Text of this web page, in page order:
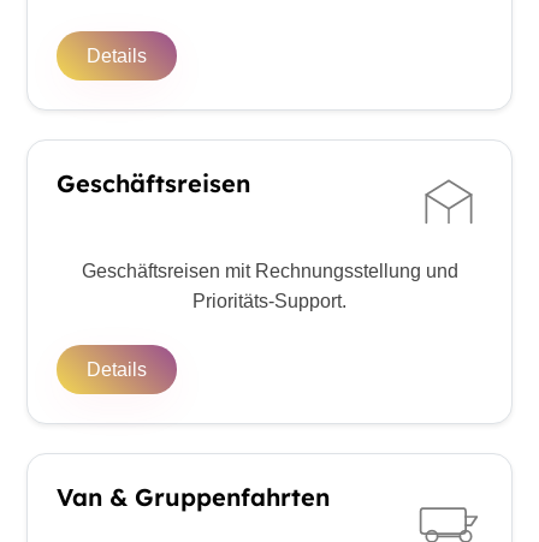
Details
Geschäftsreisen
Geschäftsreisen mit Rechnungsstellung und
Prioritäts-Support.
Details
Van & Gruppenfahrten